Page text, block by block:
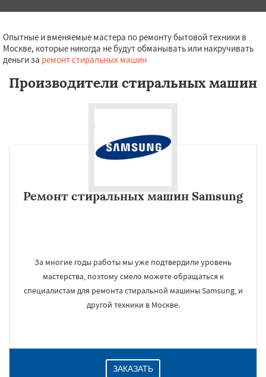
Опытные и вменяемые мастера по ремонту бытовой техники в
Москве, которые никогда не будут обманывать или накручивать
деньги за ремонт стиральных машин
Производители стиральных машин
Ремонт стиральных машин Samsung
За многие годы работы мы уже подтвердили уровень
мастерства, поэтому смело можете обращаться к
специалистам для ремонта стиральной машины Samsung, и
другой техники в Москве.
ЗАКАЗАТЬ